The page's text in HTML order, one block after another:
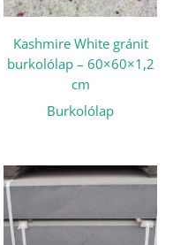
Kashmire White gránit
burkolólap – 60×60×1,2
cm
Burkolólap